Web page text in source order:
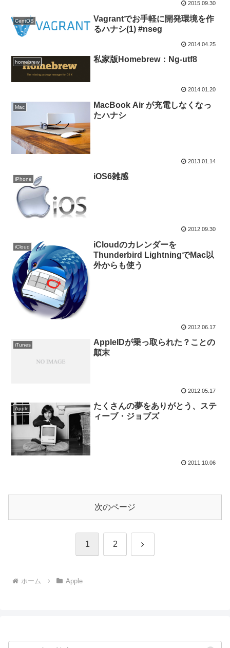
2015.09.30
CentOS
Vagrantでお手軽に開発環境を作
るハナシ(1) #nseg
2014.04.25
homebrew 私家版Homebrew：Ng-utf8
2014.01.20
Mac
MacBook Air が充電しなくなっ
たハナシ
2013.01.14
iPhone iOS6雑感
2012.09.30
iCloud
iCloudのカレンダーを
Thunderbird LightningでMac以
外からも使う
2012.06.17
iTunes
AppleIDが乗っ取られた？ことの
顛末
2012.05.17
Apple
たくさんの夢をありがとう、ステ
ィーブ・ジョブズ
2011.10.06
次のページ
1 2 次
ホーム Apple